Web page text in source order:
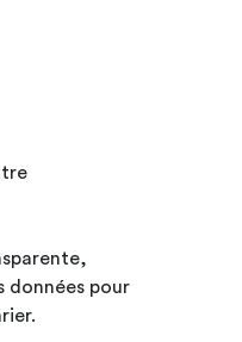
données pour